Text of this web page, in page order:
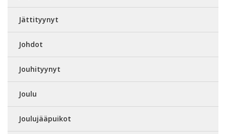
Jättityynyt
Johdot
Jouhityynyt
Joulu
Joulujääpuikot